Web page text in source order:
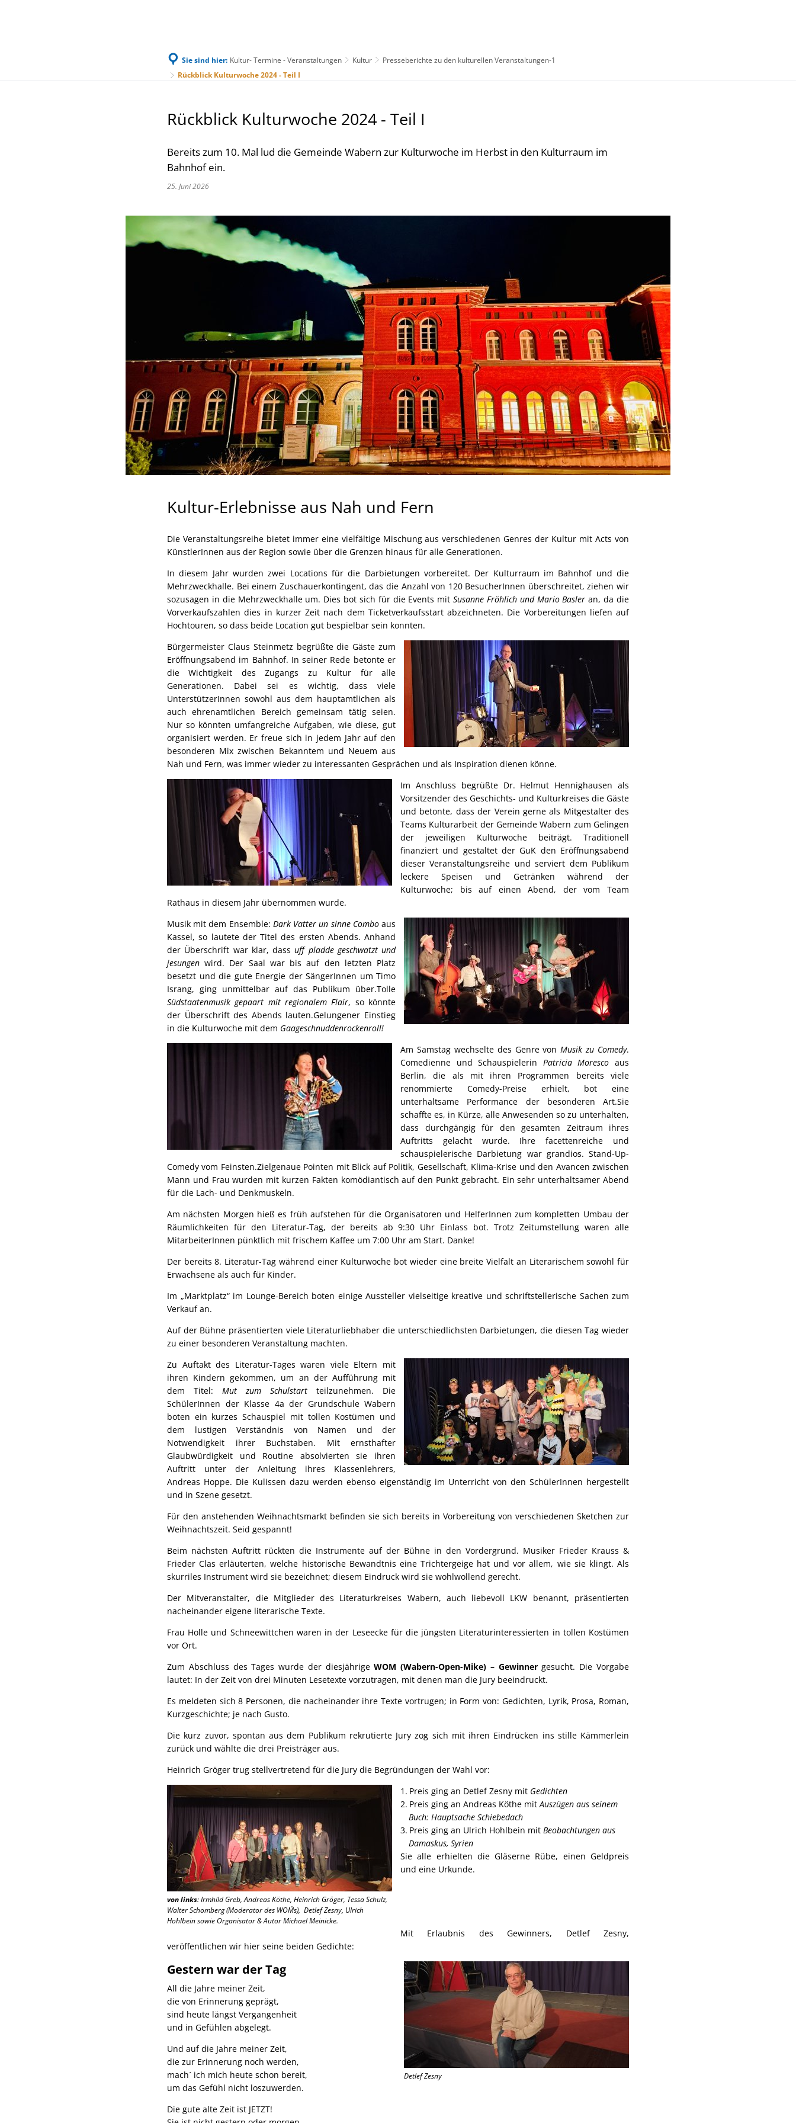
Bürgerservice & Rathaus
Sie sind hier: Kultur- Termine - Veranstaltungen Kultur
Presseberichte zu den kulturellen Veranstaltungen-1
Rückblick Kulturwoche 2024 - Teil I
Rückblick Kulturwoche 2024 - Teil I
Bereits zum 10. Mal lud die Gemeinde Wabern zur Kulturwoche im Herbst in den Kulturraum im
Bahnhof ein.
25. Juni 2026
Kultur-Erlebnisse aus Nah und Fern
Die Veranstaltungsreihe bietet immer eine vielfältige Mischung aus verschiedenen Genres der Kultur mit Acts von
KünstlerInnen aus der Region sowie über die Grenzen hinaus für alle Generationen.
In diesem Jahr wurden zwei Locations für die Darbietungen vorbereitet. Der Kulturraum im Bahnhof und die
Mehrzweckhalle. Bei einem Zuschauerkontingent, das die Anzahl von 120 BesucherInnen überschreitet, ziehen wir
sozusagen in die Mehrzweckhalle um. Dies bot sich für die Events mitSusanne Fröhlich und Mario Basler an, da die
Vorverkaufszahlen dies in kurzer Zeit nach dem Ticketverkaufsstart abzeichneten. Die Vorbereitungen liefen auf
Hochtouren, so dass beide Location gut bespielbar sein konnten.
Bürgermeister Claus Steinmetz begrüßte die Gäste zum
Eröffnungsabend im Bahnhof. In seiner Rede betonte er
die Wichtigkeit des Zugangs zu Kultur für alle
Generationen. Dabei sei es wichtig, dass viele
UnterstützerInnen sowohl aus dem hauptamtlichen als
auch ehrenamtlichen Bereich gemeinsam tätig seien.
Nur so könnten umfangreiche Aufgaben, wie diese, gut
organisiert werden. Er freue sich in jedem Jahr auf den
besonderen Mix zwischen Bekanntem und Neuem aus
Nah und Fern, was immer wieder zu interessanten Gesprächen und als Inspiration dienen könne.
Im Anschluss begrüßte Dr. Helmut Hennighausen als
Vorsitzender des Geschichts- und Kulturkreises die Gäste
und betonte, dass der Verein gerne als Mitgestalter des
Teams Kulturarbeit der Gemeinde Wabern zum Gelingen
der jeweiligen Kulturwoche beiträgt. Traditionell
finanziert und gestaltet der GuK den Eröffnungsabend
dieser Veranstaltungsreihe und serviert dem Publikum
leckere Speisen und Getränken während der
Kulturwoche; bis auf einen Abend, der vom Team
Rathaus in diesem Jahr übernommen wurde.
Musik mit dem Ensemble: Dark Vatter un sinne Comboaus
Kassel, so lautete der Titel des ersten Abends. Anhand
der Überschrift war klar, dassuff pladde geschwatzt und
jesungen wird. Der Saal war bis auf den letzten Platz
besetzt und die gute Energie der SängerInnen um Timo
Israng, ging unmittelbar auf das Publikum über.Tolle
Südstaatenmusik gepaart mit regionalem Flair, so könnte
der Überschrift des Abends lauten.Gelungener Einstieg
in die Kulturwoche mit dem Gaageschnuddenrockenroll!
Am Samstag wechselte des Genre vonMusik zu Comedy.
Comedienne und Schauspielerin Patricia Moresco aus
Berlin, die als mit ihren Programmen bereits viele
renommierte Comedy-Preise erhielt, bot eine
unterhaltsame Performance der besonderen Art.Sie
schaffte es, in Kürze, alle Anwesenden so zu unterhalten,
dass durchgängig für den gesamten Zeitraum ihres
Auftritts gelacht wurde. Ihre facettenreiche und
schauspielerische Darbietung war grandios. Stand-Up-
Comedy vom Feinsten.Zielgenaue Pointen mit Blick auf Politik, Gesellschaft, Klima-Krise und den Avancen zwischen
Mann und Frau wurden mit kurzen Fakten komödiantisch auf den Punkt gebracht. Ein sehr unterhaltsamer Abend
für die Lach- und Denkmuskeln.
Am nächsten Morgen hieß es früh aufstehen für die Organisatoren und HelferInnen zum kompletten Umbau der
Räumlichkeiten für den Literatur-Tag, der bereits ab 9:30 Uhr Einlass bot. Trotz Zeitumstellung waren alle
MitarbeiterInnen pünktlich mit frischem Kaffee um 7:00 Uhr am Start. Danke!
Der bereits 8. Literatur-Tag während einer Kulturwoche bot wieder eine breite Vielfalt an Literarischem sowohl für
Erwachsene als auch für Kinder.
Im „Marktplatz“ im Lounge-Bereich boten einige Aussteller vielseitige kreative und schriftstellerische Sachen zum
Verkauf an.
Auf der Bühne präsentierten viele Literaturliebhaber die unterschiedlichsten Darbietungen, die diesen Tag wieder
zu einer besonderen Veranstaltung machten.
Zu Auftakt des Literatur-Tages waren viele Eltern mit
ihren Kindern gekommen, um an der Aufführung mit
dem Titel: Mut zum Schulstart teilzunehmen. Die
SchülerInnen der Klasse 4a der Grundschule Wabern
boten ein kurzes Schauspiel mit tollen Kostümen und
dem lustigen Verständnis von Namen und der
Notwendigkeit ihrer Buchstaben. Mit ernsthafter
Glaubwürdigkeit und Routine absolvierten sie ihren
Auftritt unter der Anleitung ihres Klassenlehrers,
Andreas Hoppe. Die Kulissen dazu werden ebenso eigenständig im Unterricht von den SchülerInnen hergestellt
und in Szene gesetzt.
Für den anstehenden Weihnachtsmarkt befinden sie sich bereits in Vorbereitung von verschiedenen Sketchen zur
Weihnachtszeit. Seid gespannt!
Beim nächsten Auftritt rückten die Instrumente auf der Bühne in den Vordergrund. Musiker Frieder Krauss &
Frieder Clas erläuterten, welche historische Bewandtnis eine Trichtergeige hat und vor allem, wie sie klingt. Als
skurriles Instrument wird sie bezeichnet; diesem Eindruck wird sie wohlwollend gerecht.
Der Mitveranstalter, die Mitglieder des Literaturkreises Wabern, auch liebevoll LKW benannt, präsentierten
nacheinander eigene literarische Texte.
Frau Holle und Schneewittchen waren in der Leseecke für die jüngsten Literaturinteressierten in tollen Kostümen
vor Ort.
Zum Abschluss des Tages wurde der diesjährigeWOM (Wabern-Open-Mike) – Gewinnergesucht. Die Vorgabe
lautet: In der Zeit von drei Minuten Lesetexte vorzutragen, mit denen man die Jury beeindruckt.
Es meldeten sich 8 Personen, die nacheinander ihre Texte vortrugen; in Form von: Gedichten, Lyrik, Prosa, Roman,
Kurzgeschichte; je nach Gusto.
Die kurz zuvor, spontan aus dem Publikum rekrutierte Jury zog sich mit ihren Eindrücken ins stille Kämmerlein
zurück und wählte die drei Preisträger aus.
Heinrich Gröger trug stellvertretend für die Jury die Begründungen der Wahl vor:
von links: Irmhild Greb, Andreas Köthe, Heinrich Gröger, Tessa Schulz,
Walter Schomberg (Moderator des WOM´s), Detlef Zesny, Ulrich
Hohlbein sowie Organisator & Autor Michael Meinicke.
Preis ging an Detlef Zesny mit Gedichten
Preis ging an Andreas Köthe mitAuszügen aus seinem
Buch: Hauptsache Schiebedach
Preis ging an Ulrich Hohlbein mit Beobachtungen aus
Damaskus, Syrien
Sie alle erhielten die Gläserne Rübe, einen Geldpreis
und eine Urkunde.
Mit Erlaubnis des Gewinners, Detlef Zesny,
veröffentlichen wir hier seine beiden Gedichte:
Detlef Zesny
Gestern war der Tag
All die Jahre meiner Zeit,
die von Erinnerung geprägt,
sind heute längst Vergangenheit
und in Gefühlen abgelegt.
Und auf die Jahre meiner Zeit,
die zur Erinnerung noch werden,
mach´ ich mich heute schon bereit,
um das Gefühl nicht loszuwerden.
Die gute alte Zeit ist JETZT!